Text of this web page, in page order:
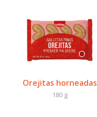
Orejitas horneadas
180 g